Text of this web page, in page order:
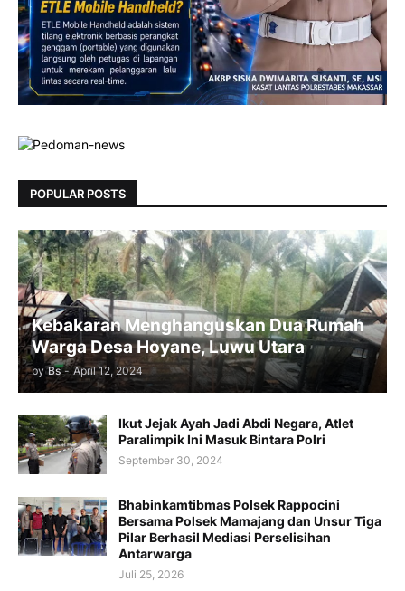
POPULAR POSTS
Kebakaran Menghanguskan Dua Rumah
Warga Desa Hoyane, Luwu Utara
by Bs - April 12, 2024
Ikut Jejak Ayah Jadi Abdi Negara, Atlet
Paralimpik Ini Masuk Bintara Polri
September 30, 2024
Bhabinkamtibmas Polsek Rappocini
Bersama Polsek Mamajang dan Unsur Tiga
Pilar Berhasil Mediasi Perselisihan
Antarwarga
Juli 25, 2026